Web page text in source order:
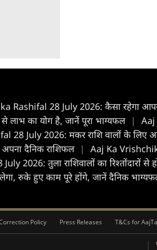
Rashifal 28 July 2026: कैसा रहेगा
लाभ का योग है, जानें पूरा भाग्यफल |
28 July 2026: मकर राशि वालों के लिए
दैनिक राशिफल |
Aaj Ka
2026: तुला राशिवालों का रिश्तोंदारों
रुके हुए काम पूरे होंगे, जानें दैनिक
Policy Press Releases T&Cs for